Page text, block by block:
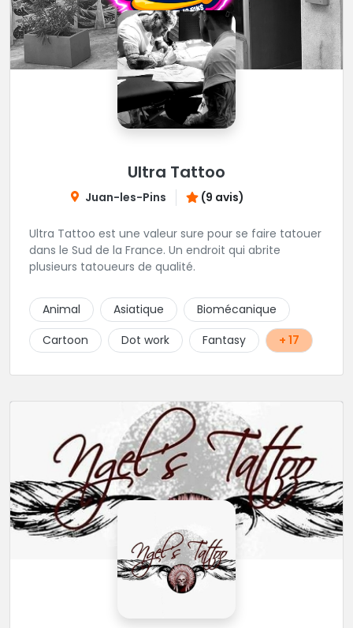
Ultra Tattoo
Juan-les-Pins (9 avis)
Ultra Tattoo est une valeur sure pour se faire tatouer
dans le Sud de la France. Un endroit qui abrite
plusieurs tatoueurs de qualité.
Animal Asiatique
Biomécanique
Cartoon
Dot work Fantasy + 17